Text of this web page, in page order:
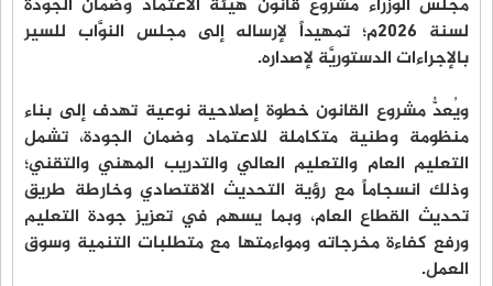
لسنة 2026م؛ تمهيداً لإرساله إلى مجلس النوَّاب للسير
بالإجراءات الدستوريَّة لإصداره.
ويُعدُّ مشروع القانون خطوة إصلاحية نوعية تهدف إلى بناء
منظومة وطنية متكاملة للاعتماد وضمان الجودة، تشمل
التعليم العام والتعليم العالي والتدريب المهني والتقني؛
وذلك انسجاماً مع رؤية التحديث الاقتصادي وخارطة طريق
تحديث القطاع العام، وبما يسهم في تعزيز جودة التعليم
ورفع كفاءة مخرجاته ومواءمتها مع متطلبات التنمية وسوق
العمل.